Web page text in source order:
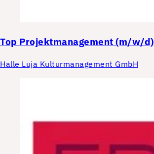
Top Projektmanagement (m/w/d)
Halle Luja Kulturmanagement GmbH